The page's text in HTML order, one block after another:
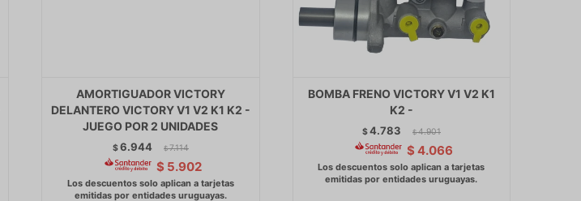
AMORTIGUADOR VICTORY
DELANTERO VICTORY V1 V2 K1 K2 -
JUEGO POR 2 UNIDADES
$6.944 $ 7.114
$ 5.902
BOMBA FRENO VICTORY V1 V2 K1
K2 -
$4.783 $ 4.901
$ 4.066